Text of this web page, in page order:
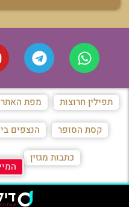
תפילין חרוצות מפת האתר
קסת הסופר הנצפים
כתבות מגזין